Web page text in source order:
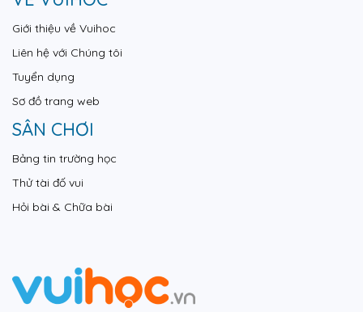
Giới thiệu về Vuihoc
Liên hệ với Chúng tôi
Tuyển dụng
Sơ đồ trang web
SÂN CHƠI
Bảng tin trường học
Thử tài đố vui
Hỏi bài & Chữa bài